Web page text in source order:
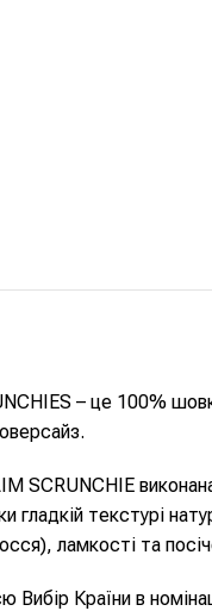
– це 100%
SCRUNCHIE
гладкій текстурі
ламкості та
Вибір Країни в